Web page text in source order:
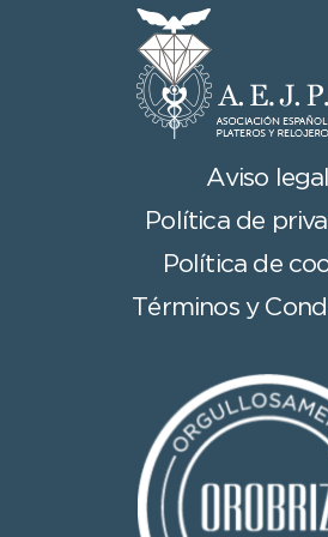
Aviso legal
Política de
Política de
Términos y